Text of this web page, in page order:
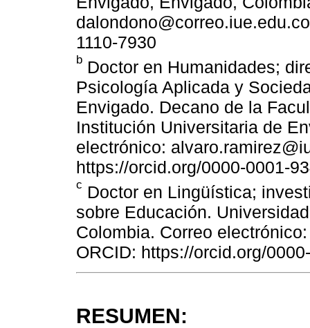
1110-7930
b Doctor en Humanidades;
Psicología Aplicada y
Envigado. Decano de la
Institución Universitaria de
electrónico:
https://orcid.org/0000-0001-
c Doctor en Lingüística;
sobre Educación.
Colombia. Correo
ORCID: https://orcid.org/
RESUMEN: